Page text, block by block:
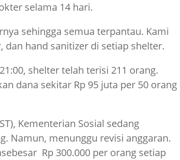
selama 14 hari.
sehingga semua terpantau. Kami
dan hand sanitizer di setiap shelter.
shelter telah terisi 211 orang.
dana sekitar Rp 95 juta per 50 orang
Kementerian Sosial sedang
Namun, menunggu revisi anggaran.
Rp 300.000 per orang setiap